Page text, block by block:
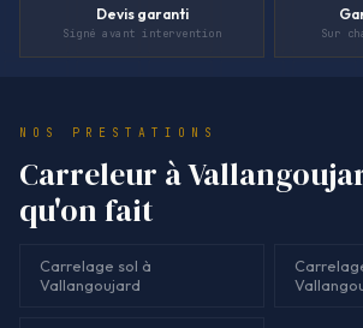
Devis garanti
Signé avant intervention Sur
NOS PRESTATIONS
Carreleur à
qu'on fait
Carrelage sol à
Vallangoujard